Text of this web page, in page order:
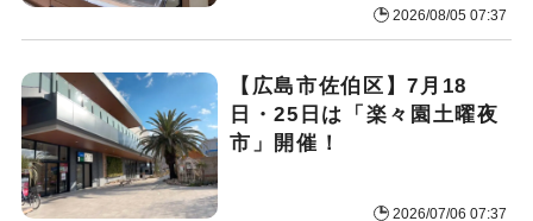
2026/08/05 07:37
【広島市佐伯区】7月18
日・25日は「楽々園土曜夜
市」開催！
2026/07/06 07:37